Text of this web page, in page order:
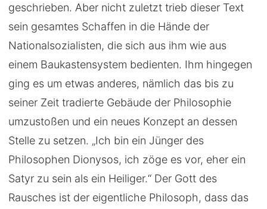
geschrieben. Aber nicht zuletzt trieb dieser Text
sein gesamtes Schaffen in die Hände der
Nationalsozialisten, die sich aus ihm wie aus
einem Baukastensystem bedienten. Ihm hingegen
ging es um etwas anderes, nämlich das bis zu
seiner Zeit tradierte Gebäude der Philosophie
umzustoßen und ein neues Konzept an dessen
Stelle zu setzen. „Ich bin ein Jünger des
Philosophen Dionysos, ich zöge es vor, eher ein
Satyr zu sein als ein Heiliger.“ Der Gott des
Rausches ist der eigentliche Philosoph, dass das